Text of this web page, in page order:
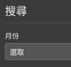
搜尋
月份